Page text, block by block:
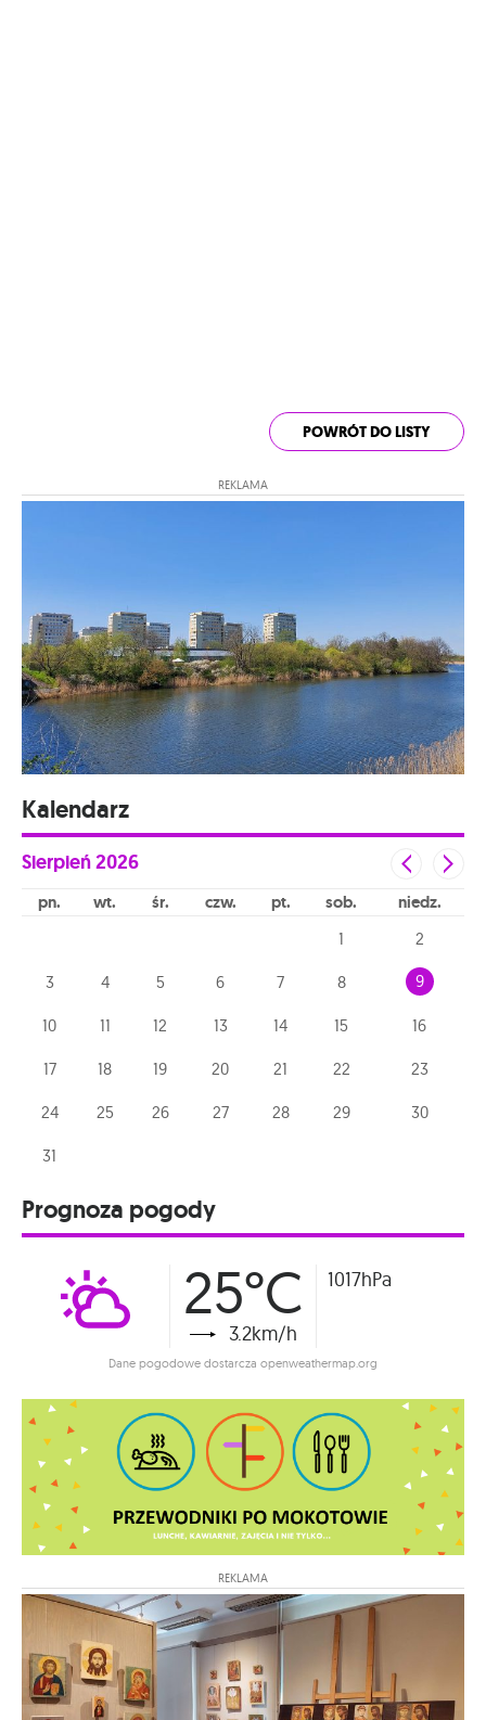
POWRÓT DO LISTY
REKLAMA
Kalendarz
Sierpień2026
pn wt śr czw pt sob niedz
1 2
3 4 5 6 7 8 9
10 11 12 13 14 15 16
17 18 19 20 21 22 23
24 25 26 27 28 29 30
31
Prognoza pogody
25°C
3.2km/h
1017hPa
Dane pogodowe dostarcza openweathermap.org
REKLAMA